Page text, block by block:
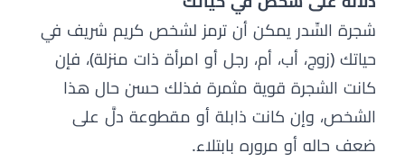
شجرة السِّدر يمكن أن ترمز لشخص كريم شريف في
حياتك (زوج، أب، أم، رجل أو امرأة ذات منزلة)، فإن
كانت الشجرة قوية مثمرة فذلك حسن حال هذا
الشخص، وإن كانت ذابلة أو مقطوعة دلَّ على
ضعف حاله أو مروره بابتلاء.